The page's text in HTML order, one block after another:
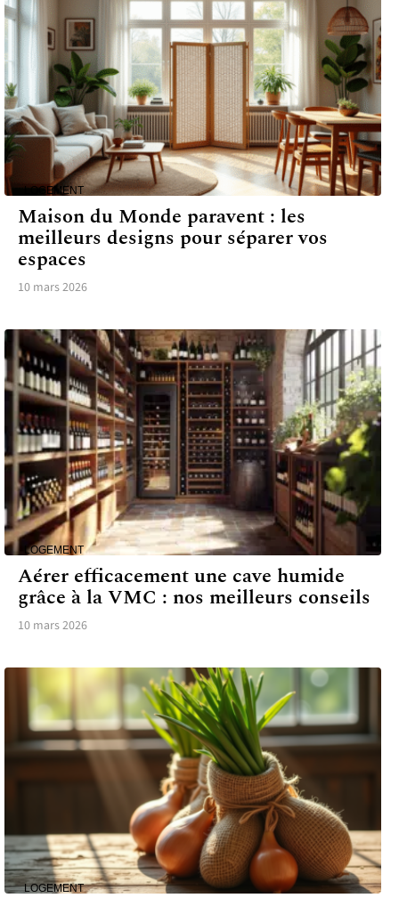
LOGEMENT
Maison du Monde paravent : les
meilleurs designs pour séparer vos
espaces
10 mars 2026
LOGEMENT
Aérer efficacement une cave humide
grâce à la VMC : nos meilleurs conseils
10 mars 2026
LOGEMENT